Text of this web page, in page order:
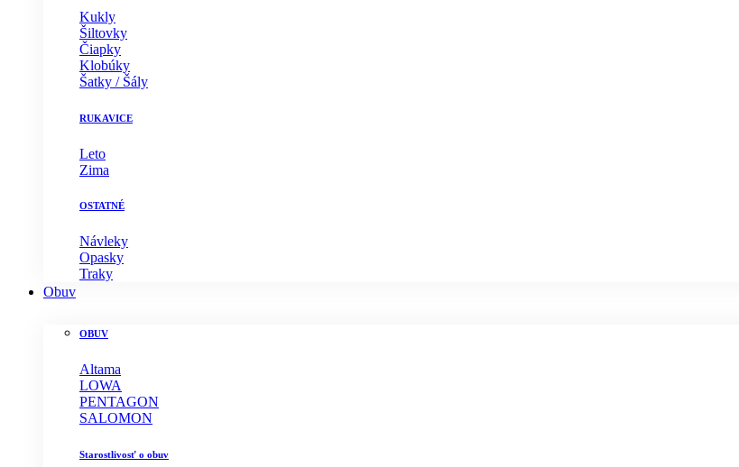
Kukly
Šiltovky
Čiapky
Klobúky
Šatky / Šály
RUKAVICE
Leto
Zima
OSTATNÉ
Návleky
Opasky
Traky
Obuv
OBUV
Altama
LOWA
PENTAGON
SALOMON
Starostlivosť o obuv